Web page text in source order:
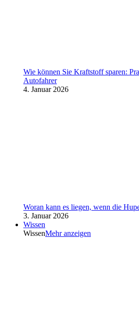
Wie können Sie Kraftstoff sparen:
Autofahrer
4. Januar 2026
Woran kann es liegen, wenn die
3. Januar 2026
Wissen
WissenMehr anzeigen